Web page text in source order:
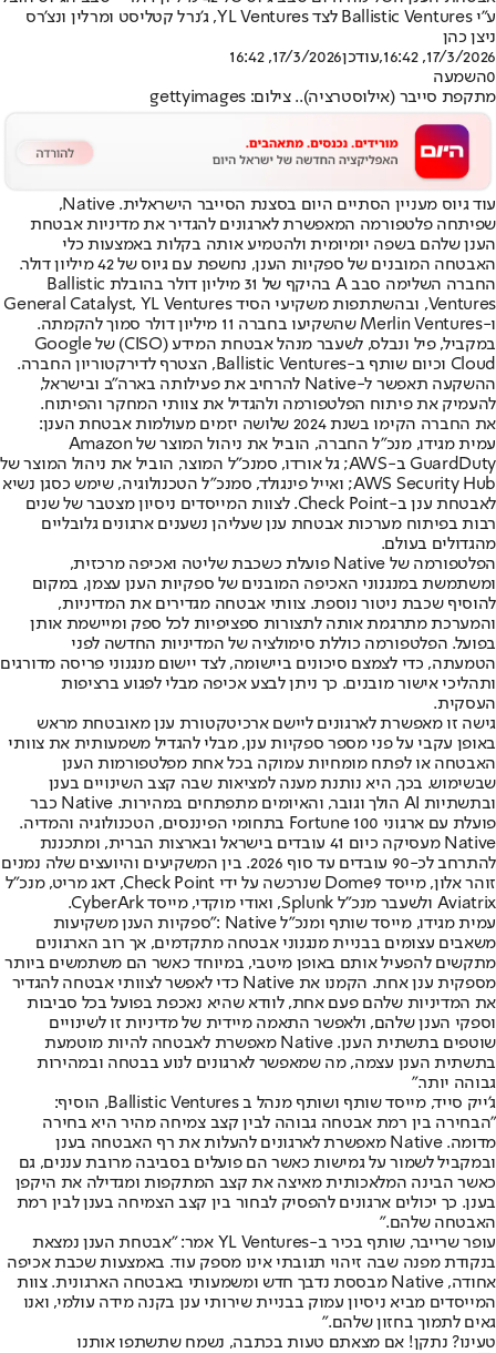
ע"י Ballistic Ventures לצד YL Ventures, ג'נרל קטליסט ומרלין ונצ'רס
ניצן כהן
17/3/2026, 16:42
,עודכן17/3/2026, 16:42
0השמעה
מתקפת סייבר (אילוסטרציה).. צילום: gettyimages
עוד גיוס מעניין הסתיים היום בסצנת הסייבר הישראלית. Native,
שפיתחה פלטפורמה המאפשרת לארגונים להגדיר את מדיניות אבטחת
הענן שלהם בשפה יומיומית ולהטמיע אותה בקלות באמצעות כלי
האבטחה המובנים של ספקיות הענן, נחשפת עם גיוס של 42 מיליון דולר.
החברה השלימה סבב A בהיקף של 31 מיליון דולר בהובלת Ballistic
Ventures, ובהשתתפות משקיעי הסיד General Catalyst, YL Ventures
ו-Merlin Ventures שהשקיעו בחברה 11 מיליון דולר סמוך להקמתה.
במקביל, פיל ונבלס, לשעבר מנהל אבטחת המידע (CISO) של Google
Cloud וכיום שותף ב-Ballistic Ventures, הצטרף לדירקטוריון החברה.
ההשקעה תאפשר ל-Native להרחיב את פעילותה בארה"ב ובישראל,
להעמיק את פיתוח הפלטפורמה ולהגדיל את צוותי המחקר והפיתוח.
את החברה הקימו בשנת 2024 שלושה יזמים מעולמות אבטחת הענן:
עמית מגידו, מנכ"ל החברה, הוביל את ניהול המוצר של Amazon
GuardDuty ב-AWS; גל אורדו, סמנכ"ל המוצר, הוביל את ניהול המוצר של
AWS Security Hub; ואייל פינגולד, סמנכ"ל הטכנולוגיה, שימש כסגן נשיא
לאבטחת ענן ב-Check Point. לצוות המייסדים ניסיון מצטבר של שנים
רבות בפיתוח מערכות אבטחת ענן שעליהן נשענים ארגונים גלובליים
מהגדולים בעולם.
הפלטפורמה של Native פועלת כשכבת שליטה ואכיפה מרכזית,
ומשתמשת במנגנוני האכיפה המובנים של ספקיות הענן עצמן, במקום
להוסיף שכבת ניטור נוספת. צוותי אבטחה מגדירים את המדיניות,
והמערכת מתרגמת אותה לתצורות ספציפיות לכל ספק ומיישמת אותן
בפועל. הפלטפורמה כוללת סימולציה של המדיניות החדשה לפני
הטמעתה, כדי לצמצם סיכונים ביישומה, לצד יישום מנגנוני פריסה מדורגים
ותהליכי אישור מובנים. כך ניתן לבצע אכיפה מבלי לפגוע ברציפות
העסקית.
גישה זו מאפשרת לארגונים ליישם ארכיטקטורת ענן מאובטחת מראש
באופן עקבי על פני מספר ספקיות ענן, מבלי להגדיל משמעותית את צוותי
האבטחה או לפתח מומחיות עמוקה בכל אחת מפלטפורמות הענן
שבשימוש. בכך, היא נותנת מענה למציאות שבה קצב השינויים בענן
ובתשתיות AI הולך וגובר, והאיומים מתפתחים במהירות. Native כבר
פועלת עם ארגוני Fortune 100 בתחומי הפיננסים, הטכנולוגיה והמדיה.
Native מעסיקה כיום 41 עובדים בישראל ובארצות הברית, ומתכננת
להתרחב לכ-90 עובדים עד סוף 2026. בין המשקיעים והיועצים שלה נמנים
זוהר אלון, מייסד Dome9 שנרכשה על ידי Check Point, דאג מריט, מנכ"ל
Aviatrix ולשעבר מנכ"ל Splunk, ואודי מוקדי, מייסד CyberArk.
עמית מגידו, מייסד שותף ומנכ"ל Native :"ספקיות הענן משקיעות
משאבים עצומים בבניית מנגנוני אבטחה מתקדמים, אך רוב הארגונים
מתקשים להפעיל אותם באופן מיטבי, במיוחד כאשר הם משתמשים ביותר
מספקית ענן אחת. הקמנו את Native כדי לאפשר לצוותי אבטחה להגדיר
את המדיניות שלהם פעם אחת, לוודא שהיא נאכפת בפועל בכל סביבות
וספקי הענן שלהם, ולאפשר התאמה מיידית של מדיניות זו לשינויים
שוטפים בתשתית הענן. Native מאפשרת לאבטחה להיות מוטמעת
בתשתית הענן עצמה, מה שמאפשר לארגונים לנוע בבטחה ובמהירות
גבוהה יותר."
ג'ייק סייד, מייסד שותף ושותף מנהל ב Ballistic Ventures, הוסיף:
"הבחירה בין רמת אבטחה גבוהה לבין קצב צמיחה מהיר היא בחירה
מדומה. Native מאפשרת לארגונים להעלות את רף האבטחה בענן
ובמקביל לשמור על גמישות כאשר הם פועלים בסביבה מרובת עננים, גם
כאשר הבינה המלאכותית מאיצה את קצב המתקפות ומגדילה את היקפן
בענן. כך יכולים ארגונים להפסיק לבחור בין קצב הצמיחה בענן לבין רמת
האבטחה שלהם."
עופר שרייבר, שותף בכיר ב-YL Ventures אמר: "אבטחת הענן נמצאת
בנקודת מפנה שבה זיהוי תגובתי אינו מספק עוד. באמצעות שכבת אכיפה
אחודה, Native מבססת נדבך חדש ומשמעותי באבטחה הארגונית. צוות
המייסדים מביא ניסיון עמוק בבניית שירותי ענן בקנה מידה עולמי, ואנו
גאים לתמוך בחזון שלהם."
טעינו? נתקן! אם מצאתם טעות בכתבה, נשמח שתשתפו אותנו